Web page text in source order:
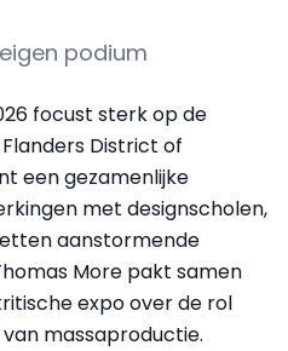
podium
focust sterk op de
District of
een gezamenlijke
met designscholen,
aanstormende
More pakt samen
expo over de rol
massaproductie.